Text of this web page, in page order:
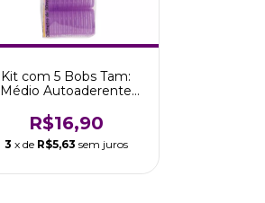
Kit com 5 Bobs Tam:
Médio Autoaderente
R$16,90
3 x de R$5,63 sem juros